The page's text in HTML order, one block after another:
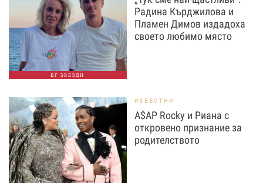
БГ ЗВЕЗДИ
Радина Кърджилова и
Пламен Димов издадоха
своето любимо място
ИЗВЕСТНИ
A$AP Rocky и Риана с
откровено признание за
родителството